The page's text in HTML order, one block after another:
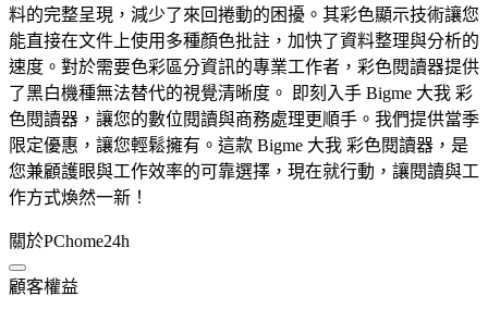
料的完整呈現，減少了來回捲動的困擾。其彩色顯示技術讓您
能直接在文件上使用多種顏色批註，加快了資料整理與分析的
速度。對於需要色彩區分資訊的專業工作者，彩色閱讀器提供
了黑白機種無法替代的視覺清晰度。 即刻入手 Bigme 大我 彩
色閱讀器，讓您的數位閱讀與商務處理更順手。我們提供當季
限定優惠，讓您輕鬆擁有。這款 Bigme 大我 彩色閱讀器，是
您兼顧護眼與工作效率的可靠選擇，現在就行動，讓閱讀與工
作方式煥然一新！
關於PChome24h
顧客權益